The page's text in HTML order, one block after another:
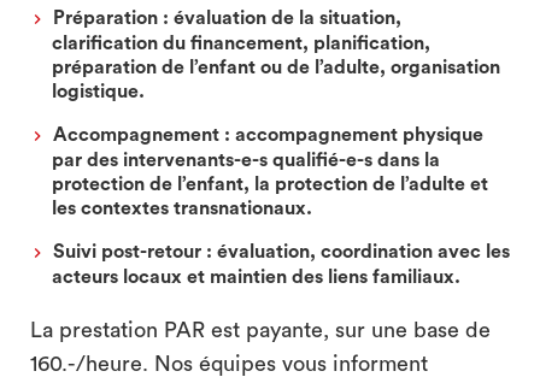
Préparation : évaluation de la situation,
clarification du financement, planification,
préparation de l’enfant ou de l’adulte, organisation
logistique.
Accompagnement : accompagnement physique
par des intervenants-e-s qualifié-e-s dans la
protection de l’enfant, la protection de l’adulte et
les contextes transnationaux.
Suivi post-retour : évaluation, coordination avec les
acteurs locaux et maintien des liens familiaux.
La prestation PAR est payante, sur une base de
160.-/heure. Nos équipes vous informent